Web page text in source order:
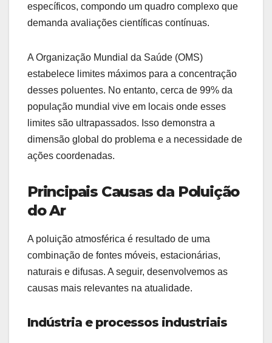
específicos, compondo um quadro complexo que
demanda avaliações científicas contínuas.
A Organização Mundial da Saúde (OMS)
estabelece limites máximos para a concentração
desses poluentes. No entanto, cerca de 99% da
população mundial vive em locais onde esses
limites são ultrapassados. Isso demonstra a
dimensão global do problema e a necessidade de
ações coordenadas.
Principais Causas da Poluição
do Ar
A poluição atmosférica é resultado de uma
combinação de fontes móveis, estacionárias,
naturais e difusas. A seguir, desenvolvemos as
causas mais relevantes na atualidade.
Indústria e processos industriais